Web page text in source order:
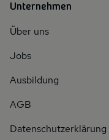
Unternehmen
Über uns
Jobs
Ausbildung
AGB
Datenschutzerklärung